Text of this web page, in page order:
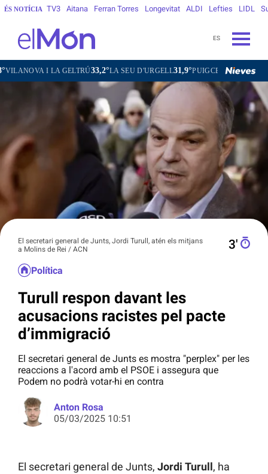
ÉS NOTÍCIA TV3 Aitana Ferran Torres Longevitat ALDI Lefties LIDL
ES
I LA GELTRÚ33,2°LA SEU D'URGELL31,9°PUIGCERDÀ29,5°
El secretari general de Junts, Jordi Turull, atén els mitjans
a Molins de Rei / ACN
3′
Política
Turull respon davant les
acusacions racistes pel pacte
d’immigració
El secretari general de Junts es mostra "perplex" per les
reaccions a l'acord amb el PSOE i assegura que
Podem no podrà votar-hi en contra
Anton Rosa
05/03/2025 10:51
El secretari general de Junts, Jordi Turull, ha